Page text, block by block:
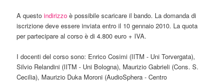
A questoindirizzo è possibile scaricare il bando. La domanda di
iscrizione deve essere inviata entro il 10 gennaio 2010. La quota
per partecipare al corso è di 4.800 euro + IVA.
I docenti del corso sono: Enrico Cosimi (IITM - Uni Torvergata),
Silvio Relandini (IITM - Uni Bologna), Maurizio Gabrieli (Cons. S.
Cecilia), Maurizio Duka Moroni (AudioSphera - Centro